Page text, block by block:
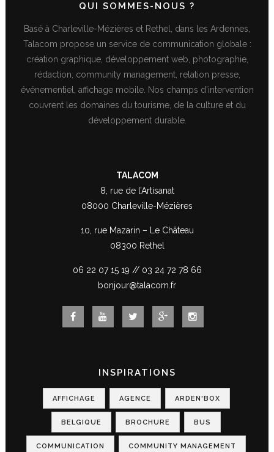
QUI SOMMES-NOUS ?
Basé à Charleville-Mézières et Rethel, dans les Ardennes,
Talacom propose un service de communication globale :
création graphique, développement web, photographie,
rédaction, community management, relation presse,
événementiel, affichage mobile. Nos champs d’intervention
couvrent les domaines du tourisme, de la culture et du
développement durable.
TALACOM
8, rue de l’Artisanat
08000 Charleville-Mézières
10, rue Mazarin – Le Château
08300 Rethel
06 22 07 15 19 // 03 24 72 78 66
bonjour@talacom.fr
INSPIRATIONS
AFFICHAGE AGENCE ARDEN'BOX
BELGIQUE BROCHURE BUS
COMMUNICATION COMMUNITY MANAGEMENT